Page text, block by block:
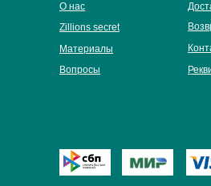
Вопросы
Материалы
О нас
Zillions secret